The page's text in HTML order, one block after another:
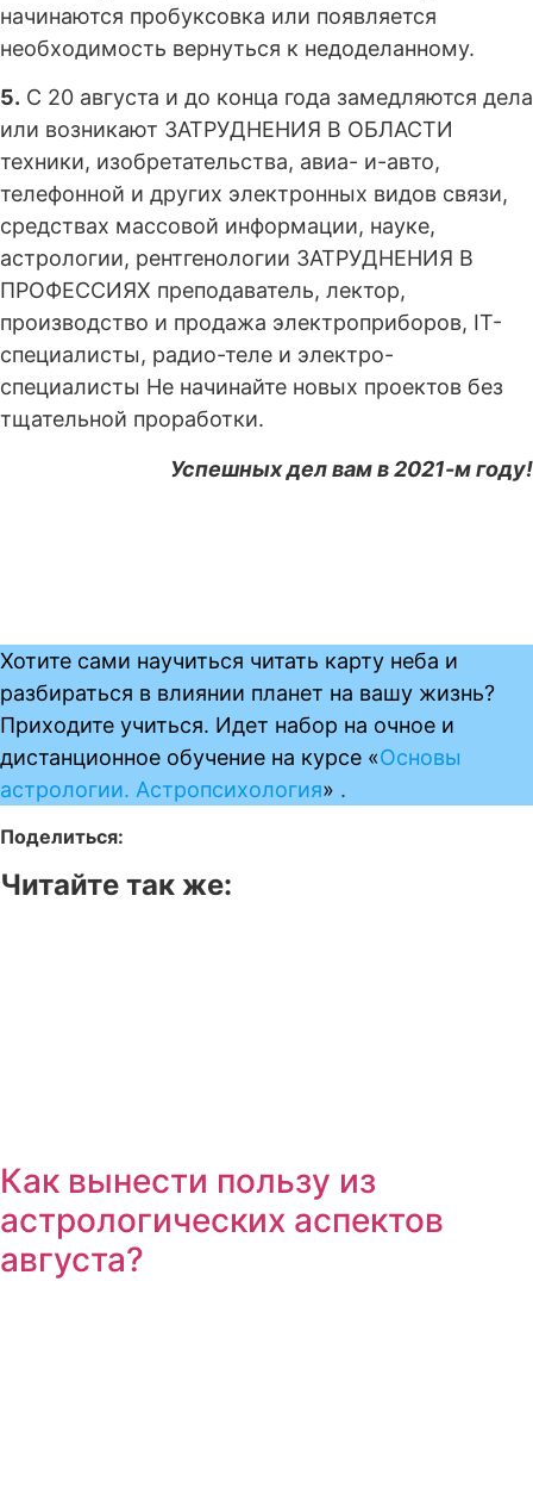
начинаются пробуксовка или появляется
необходимость вернуться к недоделанному.
5. С 20 августа и до конца года замедляются дела
или возникают ЗАТРУДНЕНИЯ В ОБЛАСТИ
техники, изобретательства, авиа- и-авто,
телефонной и других электронных видов связи,
средствах массовой информации, науке,
астрологии, рентгенологии ЗАТРУДНЕНИЯ В
ПРОФЕССИЯХ преподаватель, лектор,
производство и продажа электроприборов, IT-
специалисты, радио-теле и электро-
специалисты Не начинайте новых проектов без
тщательной проработки.
Успешных дел вам в 2021-м году!
Хотите сами научиться читать карту неба и
разбираться в влиянии планет на вашу жизнь?
Приходите учиться. Идет набор на очное и
дистанционное обучение на курсе «Основы
астрологии. Астропсихология» .
Поделиться:
Читайте так же:
Как вынести пользу из
астрологических аспектов
августа?